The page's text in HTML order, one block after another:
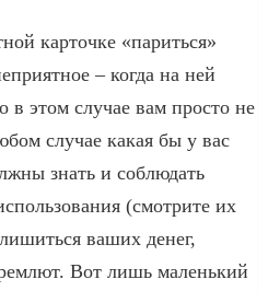
карточке «париться»
– когда на ней
в этом случае вам просто не
случае какая бы у вас
знать и соблюдать
(смотрите их
ваших денег,
Вот лишь маленький